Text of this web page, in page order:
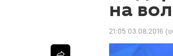
на
21:05 03.08.2016